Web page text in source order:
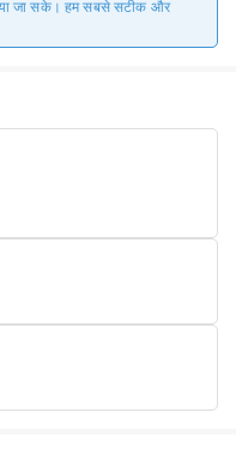
जा सके। हम सबसे सटीक और